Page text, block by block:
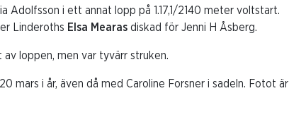
Adolfsson i ett annat lopp på 1.17,1/2140 meter voltstart.
Linderoths Elsa Mearas diskad för Jenni H Åsberg.
loppen, men var tyvärr struken.
mars i år, även då med Caroline Forsner i sadeln. Fotot är